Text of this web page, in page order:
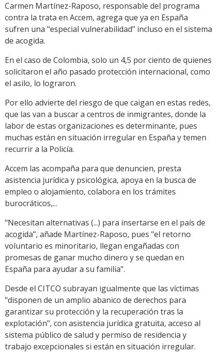
Carmen Martínez-Raposo, responsable del programa
contra la trata en Accem, agrega que ya en España
sufren una "especial vulnerabilidad" incluso en el sistema
de acogida.
En el caso de Colombia, solo un 4,5 por ciento de quienes
solicitaron el año pasado protección internacional, como
el asilo, lo lograron.
Por ello advierte del riesgo de que caigan en estas redes,
que las van a buscar a centros de inmigrantes, donde la
labor de estas organizaciones es determinante, pues
muchas están en situación irregular en España y temen
recurrir a la Policía.
Accem las acompaña para que denuncien, presta
asistencia jurídica y psicológica, apoya en la busca de
empleo o alojamiento, colabora en los trámites
burocráticos,...
"Necesitan alternativas (...) para insertarse en el país de
acogida", añade Martínez-Raposo, pues "el retorno
voluntario es minoritario, llegan engañadas con
promesas de ganar mucho dinero y se quedan en
España para ayudar a su familia".
Desde el CITCO subrayan igualmente que las víctimas
"disponen de un amplio abanico de derechos para
garantizar su protección y la recuperación tras la
explotación", con asistencia jurídica gratuita, acceso al
sistema público de salud y permiso de residencia y
trabajo excepcionales si están en situación irregular.